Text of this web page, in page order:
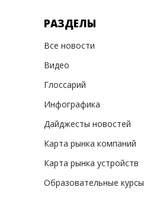
РАЗДЕЛЫ
Все новости
Видео
Глоссарий
Инфографика
Дайджесты новостей
Карта рынка компаний
Карта рынка устройств
Образовательные курсы